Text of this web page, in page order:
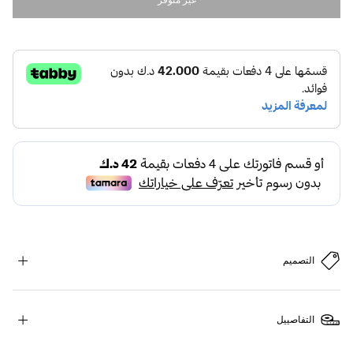
التصميم
التفاصييل